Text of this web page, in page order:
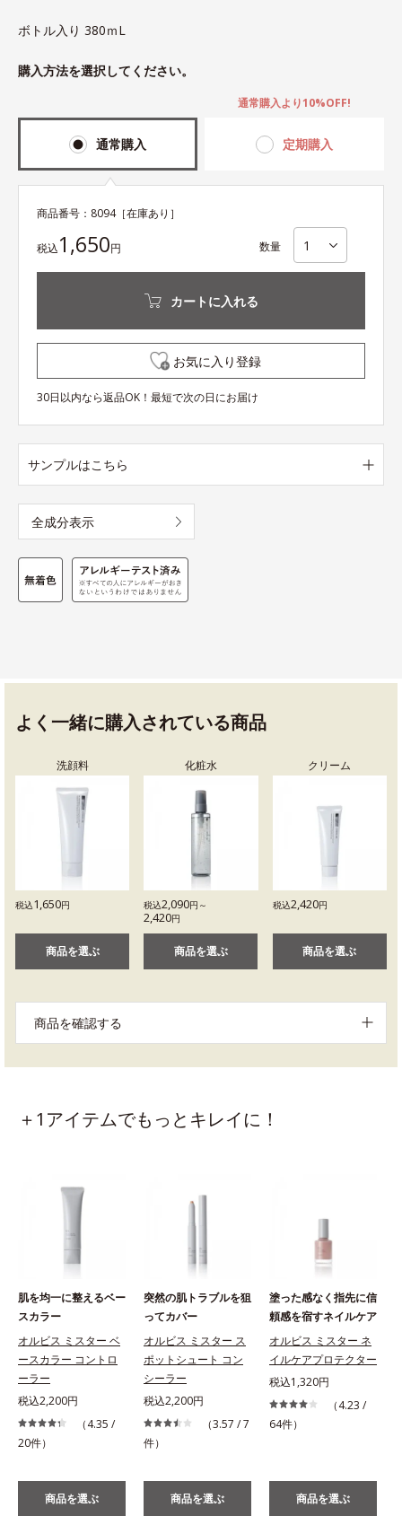
ボトル入り 380ｍL
購入方法を選択してください。
通常購入 定期購入
通常購入より10%OFF!
商品番号： 8094［在庫あり］
税込1,650円 数量
カートに入れる
お気に入り登録
30日以内なら返品OK！最短で次の日にお届け
サンプルはこちら
全成分表示
よく一緒に購入されている商品
洗顔料
税込1,650円
商品を選ぶ
化粧水
税込2,090円～
2,420円
商品を選ぶ
クリーム
税込2,420円
商品を選ぶ
商品を確認する
＋1アイテムでもっとキレイに！
肌を均一に整えるベー
スカラー
オルビス ミスター ベ
ースカラー コントロ
ーラー
税込2,200円
（4.35 /
20件）
商品を選ぶ
突然の肌トラブルを狙
ってカバー
オルビス ミスター ス
ポットシュート コン
シーラー
税込2,200円
（3.57 / 7
件）
商品を選ぶ
塗った感なく指先に信
頼感を宿すネイルケア
オルビス ミスター ネ
イルケアプロテクター
税込1,320円
（4.23 /
64件）
商品を選ぶ